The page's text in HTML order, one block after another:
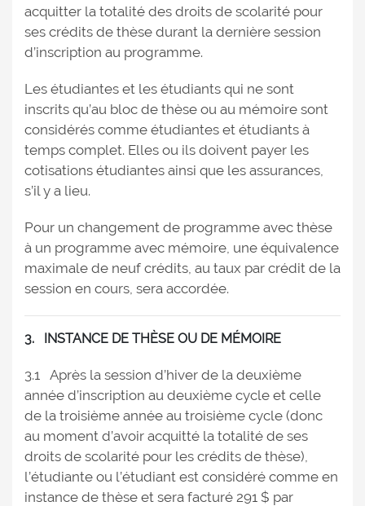
acquitter la totalité des droits de scolarité pour
ses crédits de thèse durant la dernière session
d’inscription au programme.
Les étudiantes et les étudiants qui ne sont
inscrits qu’au bloc de thèse ou au mémoire sont
considérés comme étudiantes et étudiants à
temps complet. Elles ou ils doivent payer les
cotisations étudiantes ainsi que les assurances,
s’il y a lieu.
Pour un changement de programme avec thèse
à un programme avec mémoire, une équivalence
maximale de neuf crédits, au taux par crédit de la
session en cours, sera accordée.
3. INSTANCE DE THÈSE OU DE MÉMOIRE
3.1 Après la session d’hiver de la deuxième
année d’inscription au deuxième cycle et celle
de la troisième année au troisième cycle (donc
au moment d’avoir acquitté la totalité de ses
droits de scolarité pour les crédits de thèse),
l’étudiante ou l’étudiant est considéré comme en
instance de thèse et sera facturé 291 $ par